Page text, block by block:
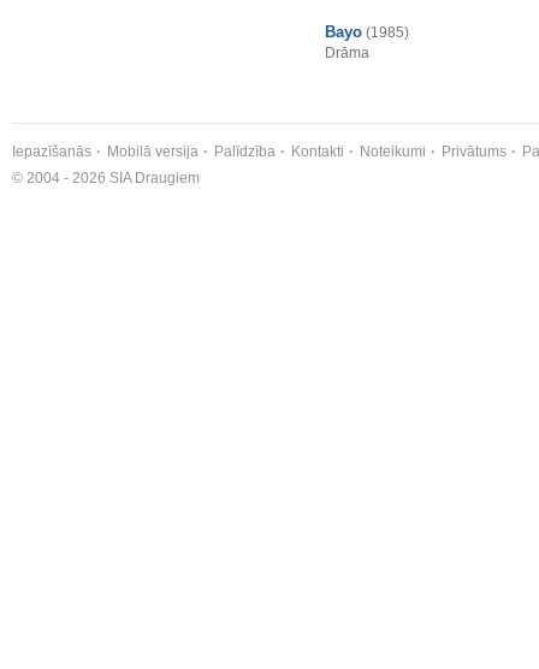
Bayo (1985)
Drāma
Iepazīšanās Mobilā versija Palīdzība Kontakti Noteikumi Privātums
© 2004 - 2026 SIA Draugiem